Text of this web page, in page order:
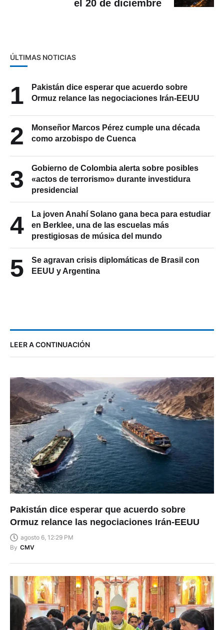
el 20 de diciembre
ÚLTIMAS NOTICIAS
1
Pakistán dice esperar que acuerdo sobre
Ormuz relance las negociaciones Irán-EEUU
2
Monseñor Marcos Pérez cumple una década
como arzobispo de Cuenca
3
Gobierno de Colombia alerta sobre posibles
«actos de terrorismo» durante investidura
presidencial
4
La joven Anahí Solano gana beca para estudiar
en Berklee, una de las escuelas más
prestigiosas de música del mundo
5
Se agravan crisis diplomáticas de Brasil con
EEUU y Argentina
LEER A CONTINUACIÓN
Pakistán dice esperar que acuerdo sobre
Ormuz relance las negociaciones Irán-EEUU
agosto 6, 12:29 PM
By CMV